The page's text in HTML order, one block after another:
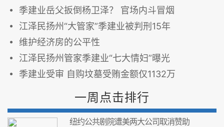
季建业岳父扳倒杨卫泽？ 官场内斗冒烟
江泽民扬州“大管家”季建业被判刑15年
维护经济房的公平性
江泽民扬州管家季建业“七大情妇”曝光
季建业受审 自购坟墓受贿金额仅1132万
一周点击排行
纽约公共剧院遭美两大公司取消赞助